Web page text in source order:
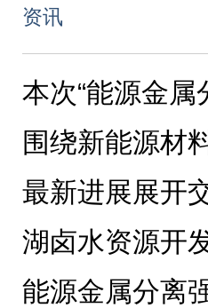
资讯
本次“能源金属
围绕新能源材
最新进展展开
湖卤水资源开
能源金属分离